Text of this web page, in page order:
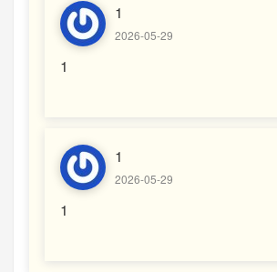
1
2026-05-29
1
1
2026-05-29
1